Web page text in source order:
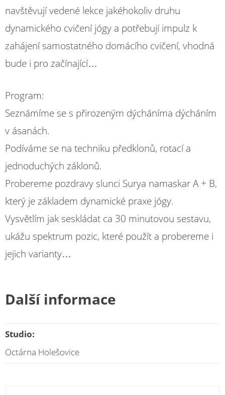
navštěvují vedené lekce jakéhokoliv druhu
dynamického cvičení jógy a potřebují impulz k
zahájení samostatného domácího cvičení, vhodná
bude i pro začínající…
Program:
Seznámíme se s přirozeným dýcháníma dýcháním
v ásanách.
Podíváme se na techniku předklonů, rotací a
jednoduchých záklonů.
Probereme pozdravy slunci Surya namaskar A + B,
který je základem dynamické praxe jógy.
Vysvětlím jak seskládat ca 30 minutovou sestavu,
ukážu spektrum pozic, které použít a probereme i
jejich varianty…
Další informace
Studio:
Octárna Holešovice